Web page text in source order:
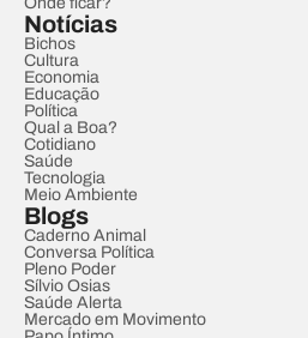
Notícias
Bichos
Cultura
Economia
Educação
Política
Qual a Boa?
Cotidiano
Saúde
Tecnologia
Meio Ambiente
Blogs
Caderno Animal
Conversa Política
Pleno Poder
Sílvio Osias
Saúde Alerta
Mercado em Movimento